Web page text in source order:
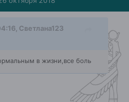
Светлана123
в жизни,все боль